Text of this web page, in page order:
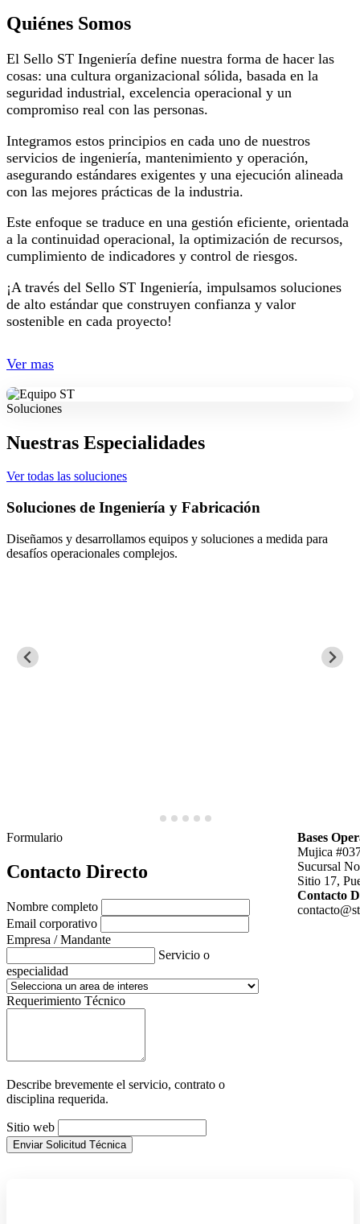
Quiénes Somos
El Sello ST Ingeniería define nuestra forma de hacer las
cosas: una cultura organizacional sólida, basada en la
seguridad industrial, excelencia operacional y un
compromiso real con las personas.
Integramos estos principios en cada uno de nuestros
servicios de ingeniería, mantenimiento y operación,
asegurando estándares exigentes y una ejecución alineada
con las mejores prácticas de la industria.
Este enfoque se traduce en una gestión eficiente, orientada
a la continuidad operacional, la optimización de recursos,
cumplimiento de indicadores y control de riesgos.
¡A través del Sello ST Ingeniería, impulsamos soluciones
de alto estándar que construyen confianza y valor
sostenible en cada proyecto!
Ver mas
Soluciones
Nuestras Especialidades
Ver todas las soluciones
y Fabricación
equipos y soluciones a medida para
complejos.
Aseguramos la
Formulario
Contacto Directo
Nombre completo
Email corporativo
Empresa / Mandante
Servicio o
especialidad
Requerimiento Técnico
Describe brevemente el servicio, contrato o
disciplina requerida.
Sitio web
Enviar Solicitud Técnica
Bases
Mujica
Sucursal
Sitio 17,
Contacto